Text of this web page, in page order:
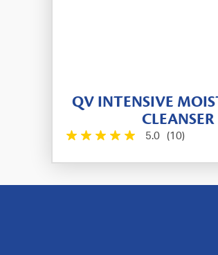
QV INTENSIVE
CLEANSER
5.0 (10)